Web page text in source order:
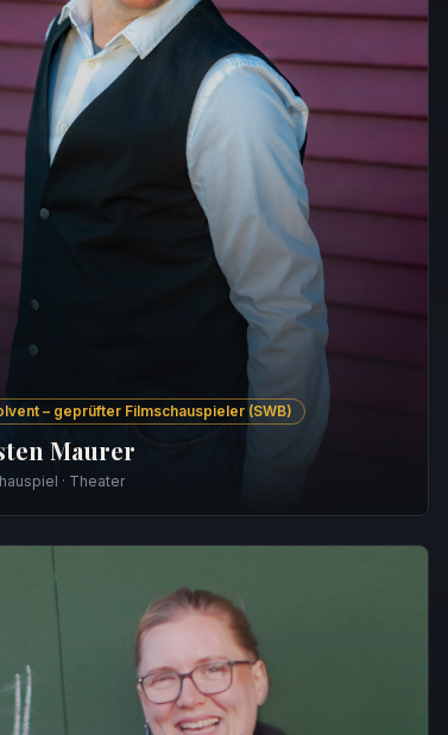
– geprüfter Filmschauspieler (SWB)
Maurer
· Theater